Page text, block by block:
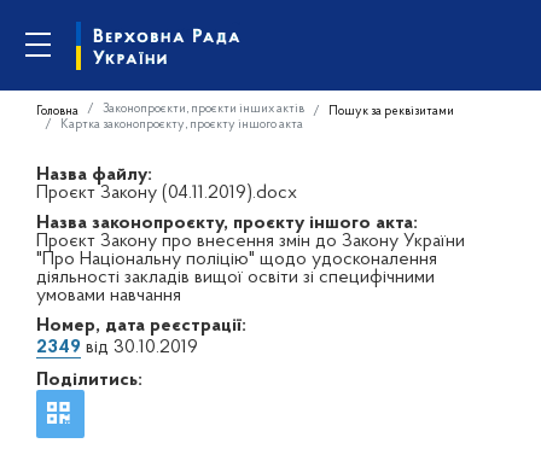
Головна Законопроєкти, проєкти інших актів
Пошук за реквізитами
Картка законопроєкту, проєкту іншого акта
Назва файлу:
Проєкт Закону (04.11.2019).docx
Назва законопроєкту, проєкту іншого акта:
Проєкт Закону про внесення змін до Закону України
"Про Національну поліцію" щодо удосконалення
діяльності закладів вищої освіти зі специфічними
умовами навчання
Номер, дата реєстрації:
2349 від 30.10.2019
Поділитись: